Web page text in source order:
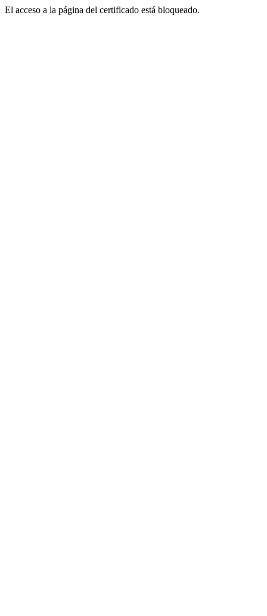
El acceso a la página del certificado está bloqueado.